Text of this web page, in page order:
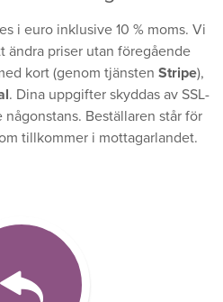
i euro inklusive 10 % moms. Vi
ändra priser utan föregående
kort (genom tjänsten Stripe),
. Dina uppgifter skyddas av SSL-
Beställaren står för
tillkommer i mottagarlandet.